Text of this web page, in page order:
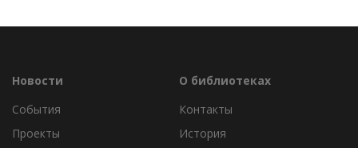
Новости
События
Проекты
О библиотеках
Контакты
История